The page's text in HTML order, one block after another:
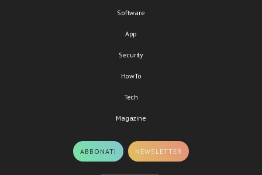
Software
App
Security
HowTo
Tech
Magazine
ABBONATI NEWSLETTER